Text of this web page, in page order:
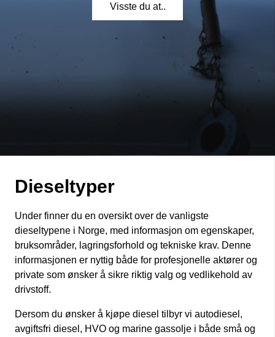
Visste du at..
Dieseltyper
Under finner du en oversikt over de vanligste
dieseltypene i Norge, med informasjon om egenskaper,
bruksområder, lagringsforhold og tekniske krav. Denne
informasjonen er nyttig både for profesjonelle aktører og
private som ønsker å sikre riktig valg og vedlikehold av
drivstoff.
Dersom du ønsker å kjøpe diesel tilbyr vi autodiesel,
avgiftsfri diesel, HVO og marine gassolje i både små og